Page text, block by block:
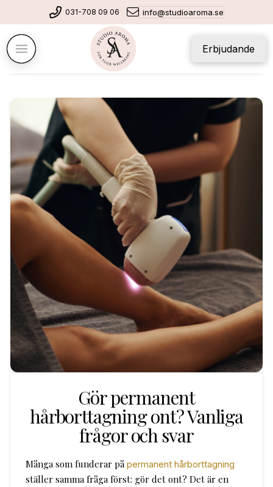
031-708 09 06 info@studioaroma.se
Erbjudande
Gör permanent
hårborttagning ont? Vanliga
frågor och svar
Många som funderar på permanent hårborttagning
ställer samma fråga först: gör det ont? Det är en